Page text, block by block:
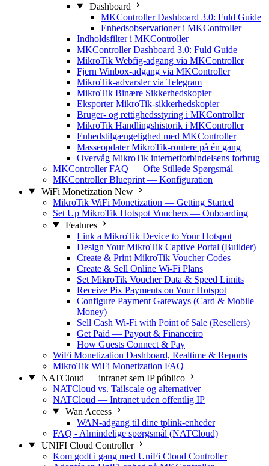
Dashboard
MKController Dashboard 3.0: Fuld Guide
Enhedsobservationer i MKController
Indholdsfilter i MKController
MKController Dashboard 3.0: Fuld Guide
MikroTik Webfig-adgang via MKController
Fjern Winbox-adgang via MKController
MikroTik-advarsler via Telegram
MikroTik Binære Sikkerhedskopier
Eksporter MikroTik-sikkerhedskopier
Bruger- og rettighedsstyring i MKController
MikroTik Handlingshistorik i MKController
Enhedstilgængelighed med MKController
Masseopdater MikroTik-routere på én gang
Overvåg MikroTik internetforbindelsens forbrug
MKController FAQ — Ofte Stillede Spørgsmål
MKController Blueprint — Konfiguration
WiFi Monetization New
MikroTik WiFi Monetization — Getting Started
Set Up MikroTik Hotspot Vouchers — Onboarding
Features
Link a MikroTik Device to Your Hotspot
Design Your MikroTik Captive Portal (Builder)
Create & Print MikroTik Voucher Codes
Create & Sell Online Wi-Fi Plans
Set MikroTik Voucher Data & Speed Limits
Receive Pix Payments on Your Hotspot
Configure Payment Gateways (Card & Mobile
Money)
Sell Cash Wi-Fi with Point of Sale (Resellers)
Get Paid — Payout & Financeiro
How Guests Connect & Pay
WiFi Monetization Dashboard, Realtime & Reports
MikroTik WiFi Monetization FAQ
NATCloud — intranet sem IP público
NATCloud vs. Tailscale og alternativer
NATCloud — Intranet uden offentlig IP
Wan Access
WAN-adgang til dine tplink-enheder
FAQ - Almindelige spørgsmål (NATCloud)
UNIFI Cloud Controller
Kom godt i gang med UniFi Cloud Controller